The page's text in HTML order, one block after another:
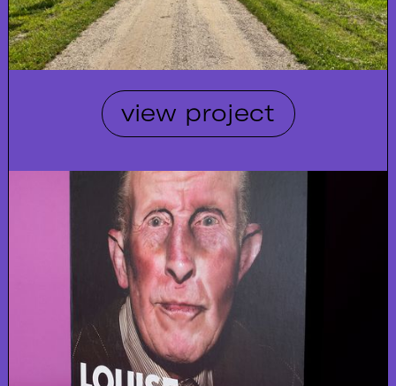
view project